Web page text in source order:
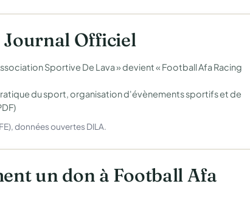
Officiel
Sportive De Lava » devient « Football Afa Racing
du sport, organisation d'évènements sportifs et de
données ouvertes DILA.
un don à Football Afa